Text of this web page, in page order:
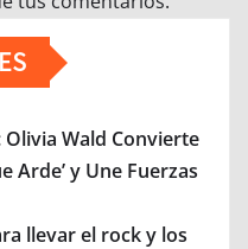
Wald Convierte
Arde’ y Une Fuerzas
llevar el rock y los